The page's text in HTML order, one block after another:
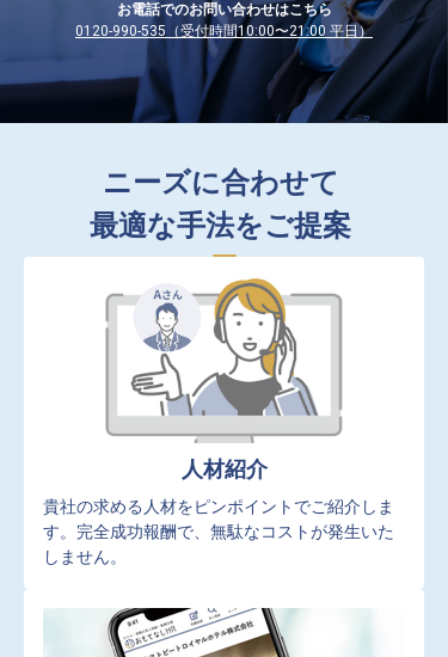
お電話でのお問い合わせはこちら
0120-990-535（受付時間10:00〜21:00 平日）
ニーズに合わせて
最適な手法をご提案
人材紹介
貴社の求める人材をピンポイントでご紹介しま
す。完全成功報酬で、無駄なコストが発生いた
しません。